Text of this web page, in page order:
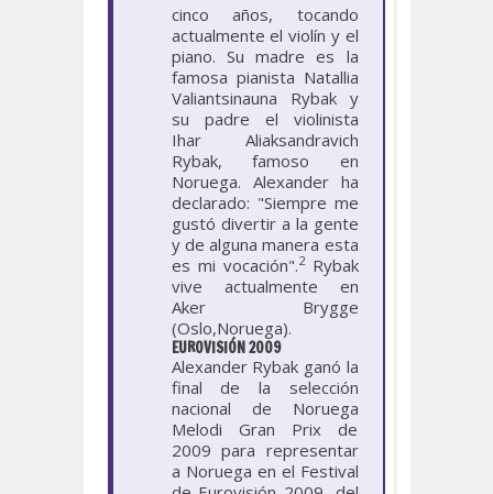
cinco años, tocando
actualmente el violín y el
piano. Su madre es la
famosa pianista Natallia
Valiantsinauna Rybak y
su padre el violinista
Ihar Aliaksandravich
Rybak, famoso en
Noruega. Alexander ha
declarado: "Siempre me
gustó divertir a la gente
y de alguna manera esta
es mi vocación".2Rybak
vive actualmente en
Aker Brygge
(Oslo,Noruega).
EUROVISIÓN 2009
Alexander Rybak ganó la
final de la selección
nacional de Noruega
Melodi Gran Prix de
2009 para representar
a Noruega en el Festival